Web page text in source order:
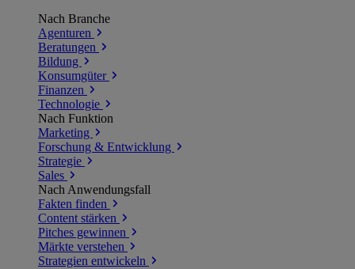
Nach Branche
Agenturen
Beratungen
Bildung
Konsumgüter
Finanzen
Technologie
Nach Funktion
Marketing
Forschung & Entwicklung
Strategie
Sales
Nach Anwendungsfall
Fakten finden
Content stärken
Pitches gewinnen
Märkte verstehen
Strategien entwickeln